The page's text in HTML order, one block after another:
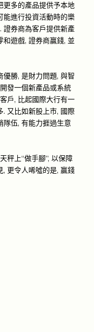
更多的產品提供予本地
能進行投資活動時的樂
證券商為客戶提供新產
和遊戲, 證券商贏錢, 並
勝, 是財力問題, 與智
發一個新產品或系統
戶, 比起國際大行有一
. 又比如新股上市, 國際
伍, 有能力捱過生意
秤上“做手腳”, 以保障
, 更令人唏噓的是, 贏錢